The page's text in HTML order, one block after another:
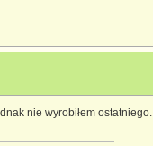
nie wyrobiłem ostatniego.